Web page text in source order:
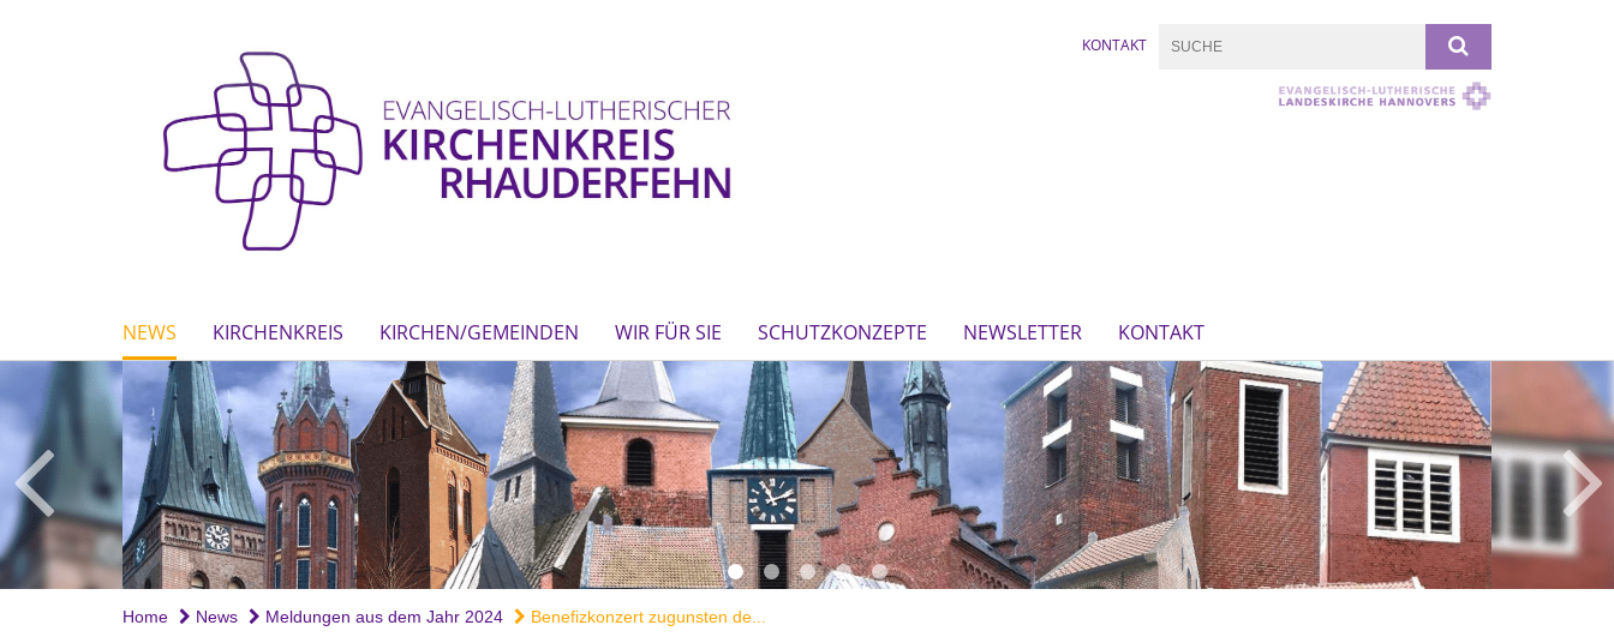
KONTAKT
NEWS KIRCHENKREIS KIRCHEN/GEMEINDEN WIR FÜR SIE SCHUTZKONZEPTE NEWSLETTER KONTAKT
Foto: fentjer
Home News Meldungen aus dem Jahr 2024 Benefizkonzert zugunsten de...